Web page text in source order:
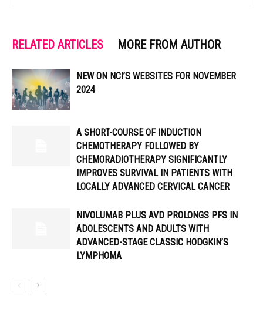
RELATED ARTICLES MORE FROM AUTHOR
NEW ON NCI’S WEBSITES FOR NOVEMBER
2024
A SHORT-COURSE OF INDUCTION
CHEMOTHERAPY FOLLOWED BY
CHEMORADIOTHERAPY SIGNIFICANTLY
IMPROVES SURVIVAL IN PATIENTS WITH
LOCALLY ADVANCED CERVICAL CANCER
NIVOLUMAB PLUS AVD PROLONGS PFS IN
ADOLESCENTS AND ADULTS WITH
ADVANCED-STAGE CLASSIC HODGKIN’S
LYMPHOMA